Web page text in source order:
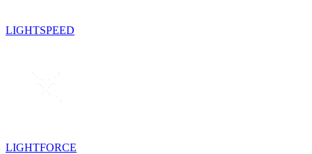
LIGHTSPEED
LIGHTFORCE